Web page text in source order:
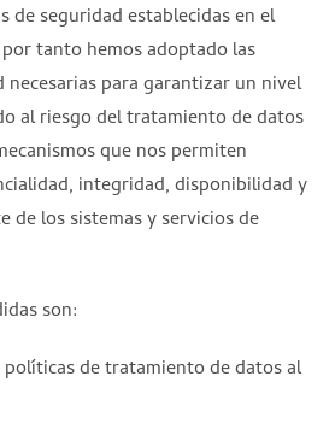
de seguridad establecidas en el
tanto hemos adoptado las
necesarias para garantizar un nivel
al riesgo del tratamiento de datos
que nos permiten
integridad, disponibilidad y
de los sistemas y servicios de
son:
de tratamiento de datos al